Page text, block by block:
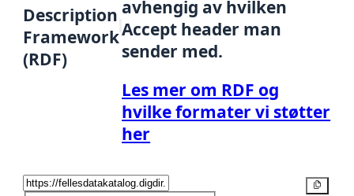
Description
Framework
(RDF)
avhengig av hvilken
Accept header man
sender med.
Les mer om RDF og
hvilke formater vi støtter
her